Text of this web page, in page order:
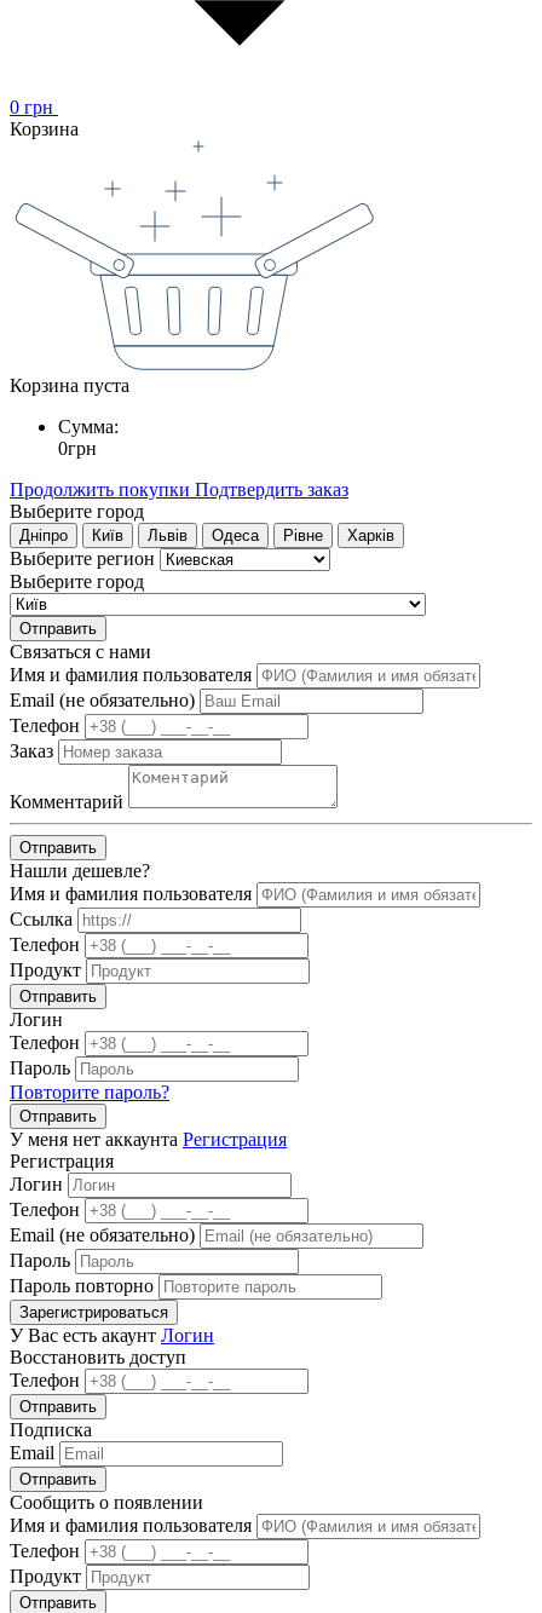
0 грн
Корзина
Корзина пуста
Сумма:
0грн
Продолжить покупки Подтвердить заказ
Выберите город
Дніпро Київ Львів Одеса Рівне Харків
Выберите регион
Выберите город
Отправить
Связаться с нами
Имя и фамилия пользователя
Email (не обязательно)
Телефон
Заказ
Комментарий
Отправить
Нашли дешевле?
Имя и фамилия пользователя
Ссылка
Телефон
Продукт
Отправить
Логин
Телефон
Пароль
Повторите пароль?
Отправить
У меня нет аккаунта Регистрация
Регистрация
Логин
Телефон
Email (не обязательно)
Пароль
Пароль повторно
Зарегистрироваться
У Вас есть акаунт Логин
Восстановить доступ
Телефон
Отправить
Подписка
Email
Отправить
Сообщить о появлении
Имя и фамилия пользователя
Телефон
Продукт
Отправить